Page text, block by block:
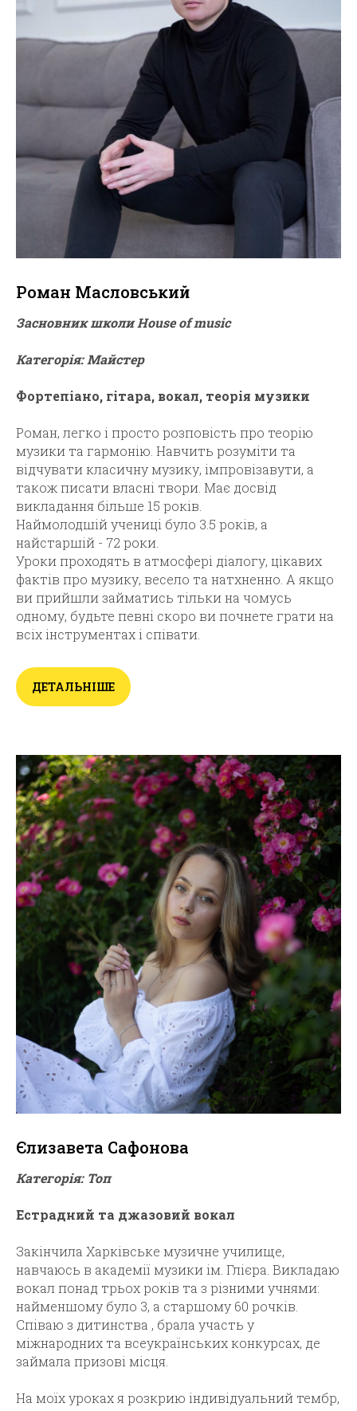
Роман Масловський
Засновник школи House of music
Категорія: Майстер
Фортепіано, гітара, вокал, теорія музики
Роман, легко і просто розповість про теорію
музики та гармонію. Навчить розуміти та
відчувати класичну музику, імпровізавути, а
також писати власні твори. Має досвід
викладання більше 15 років.
Наймолодшій учениці було 3.5 років, а
найстаршій - 72 роки.
Уроки проходять в атмосфері діалогу, цікавих
фактів про музику, весело та натхненно. А якщо
ви прийшли займатись тільки на чомусь
одному, будьте певні скоро ви почнете грати на
всіх інструментах і співати.
ДЕТАЛЬНІШЕ
Єлизавета Сафонова
Категорія: Топ
Естрадний та джазовий вокал
Закінчила Харківське музичне училище,
навчаюсь в академії музики ім. Глієра. Викладаю
вокал понад трьох років та з різними учнями:
найменшому було 3, а старшому 60 рочків.
Співаю з дитинства , брала участь у
міжнародних та всеукраїнських конкурсах, де
займала призові місця.
На моїх уроках я розкрию індивідуальний тембр,